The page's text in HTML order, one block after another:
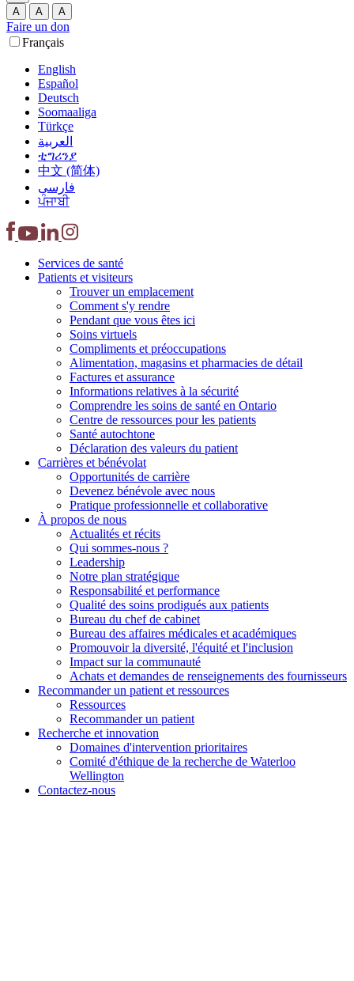
A A A
Faire un don
Français
English
Español
Deutsch
Soomaaliga
Türkçe
العربية‏
ቲግሪንያ
中文 (简体)
فارسی
ਪੰਜਾਬੀ
Services de santé
Patients etvisiteurs
Trouver un emplacement
Comment s'y rendre
Pendant que vous êtes ici
Soins virtuels
Compliments et préoccupations
Alimentation, magasins et pharmacies de détail
Factures et assurance
Informations relatives à la sécurité
Comprendre les soins de santé en Ontario
Centre de ressources pour les patients
Santé autochtone
Déclaration des valeurs du patient
Carrières etbénévolat
Opportunités de carrière
Devenez bénévole avec nous
Pratique professionnelle et collaborative
À propos de nous
Actualités et récits
Qui sommes-nous ?
Leadership
Notre plan stratégique
Responsabilité et performance
Qualité des soins prodigués aux patients
Bureau du chef de cabinet
Bureau des affaires médicales et académiques
Promouvoir la diversité, l'équité et l'inclusion
Impact sur la communauté
Achats et demandes de renseignements des fournisseurs
Recommander un patient etressources
Ressources
Recommander un patient
Recherche etinnovation
Domaines d'intervention prioritaires
Comité d'éthique de la recherche de Waterloo
Wellington
Contactez-nous